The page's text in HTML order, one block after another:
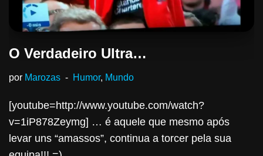
O Verdadeiro Ultra…
por Marozas Humor, Mundo
[youtube=http://www.youtube.com/watch?
v=1iP878Zeymg] … é aquele que mesmo após
levar uns “amassos”, continua a torcer pela sua